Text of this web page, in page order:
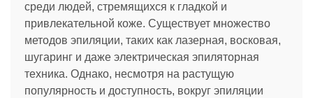
среди людей, стремящихся к гладкой и
привлекательной коже. Существует множество
методов эпиляции, таких как лазерная, восковая,
шугаринг и даже электрическая эпиляторная
техника. Однако, несмотря на растущую
популярность и доступность, вокруг эпиляции